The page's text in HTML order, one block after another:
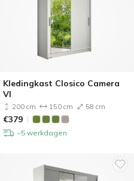
Kledingkast Closico Camera
VI
200 cm 150 cm 58 cm
€379
~5 werkdagen